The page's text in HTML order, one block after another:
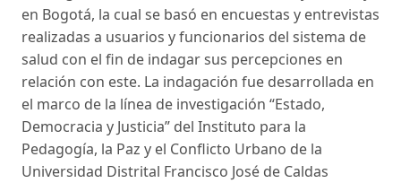
en Bogotá, la cual se basó en encuestas y entrevistas
realizadas a usuarios y funcionarios del sistema de
salud con el fin de indagar sus percepciones en
relación con este. La indagación fue desarrollada en
el marco de la línea de investigación “Estado,
Democracia y Justicia” del Instituto para la
Pedagogía, la Paz y el Conflicto Urbano de la
Universidad Distrital Francisco José de Caldas